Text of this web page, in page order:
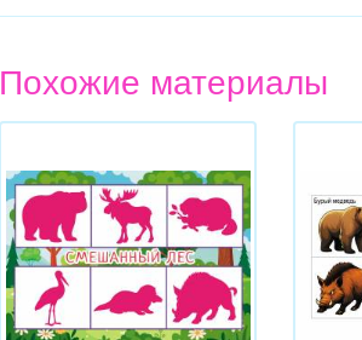
Похожие материалы